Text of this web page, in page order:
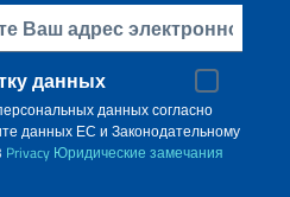
данных
данных согласно
данных ЕС и Законодательному
Privacy Юридические замечания